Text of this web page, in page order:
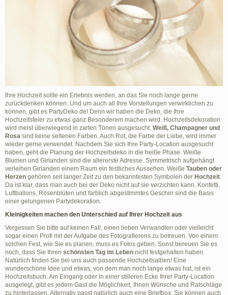
Ihre Hochzeit sollte ein Erlebnis werden, an das Sie noch lange gerne
zurückdenken können. Und um auch all Ihre Vorstellungen verwirklichen zu
können, gibt es PartyDeko.de! Denn wir haben die Deko, die Ihre
Hochzeitsfeier zu etwas ganz Besonderem machen wird. Hochzeitsdekoration
wird meist überwiegend in zarten Tönen ausgesucht: Weiß, Champagner und
Rosa sind keine seltenen Farben. Auch Rot, die Farbe der Liebe, wird immer
wieder gerne verwendet. Nachdem Sie sich Ihre Party-Location ausgesucht
haben, geht die Planung der Hochzeitsdeko in die heiße Phase. Weiße
Blumen und Girlanden sind die allererste Adresse. Symmetrisch aufgehängt
verleihen Girlanden einem Raum ein festliches Aussehen. Weiße Tauben oder
Herzen gehören seit langer Zeit zu den bekanntesten Symbolen der Hochzeit.
Da ist klar, dass man auch bei der Deko nicht auf sie verzichten kann. Konfetti,
Luftballons, Rosenblüten und farblich abgestimmtes Geschirr sind die Basis
einer gelungenen Partydekoration.
Kleinigkeiten machen den Unterschied auf Ihrer Hochzeit aus
Vergessen Sie bitte auf keinen Fall, einen lieben Verwandten oder vielleicht
sogar einen Profi mit der Aufgabe des Fotografierens zu betreuen. Von einem
solchen Fest, wie Sie es planen, muss es Fotos geben. Sonst bereuen Sie es
noch, dass Sie Ihren schönsten Tag im Leben nicht festgehalten haben.
Natürlich finden Sie bei uns auch passende Hochzeitsalben! Eine
wunderschöne Idee und etwas, von dem man noch lange etwas hat, ist ein
Hochzeitsbuch. Am Eingang oder in einer stilleren Ecke Ihrer Party-Location
ausgelegt, gibt es jedem Gast die Möglichkeit, Ihnen Wünsche und Ratschläge
zu hinterlassen. Alternativ passt natürlich auch eine Briefbox. Sie können auch